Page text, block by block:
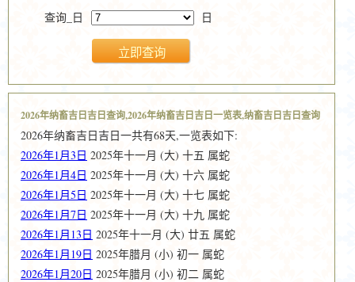
查询_日 日
2026年纳畜吉日吉日查询,2026年纳畜吉日吉日一览表,纳畜吉日吉日查询
2026年纳畜吉日吉日一共有68天,一览表如下:
2026年1月3日 2025年十一月 (大) 十五 属蛇
2026年1月4日 2025年十一月 (大) 十六 属蛇
2026年1月5日 2025年十一月 (大) 十七 属蛇
2026年1月7日 2025年十一月 (大) 十九 属蛇
2026年1月13日 2025年十一月 (大) 廿五 属蛇
2026年1月19日 2025年腊月 (小) 初一 属蛇
2026年1月20日 2025年腊月 (小) 初二 属蛇